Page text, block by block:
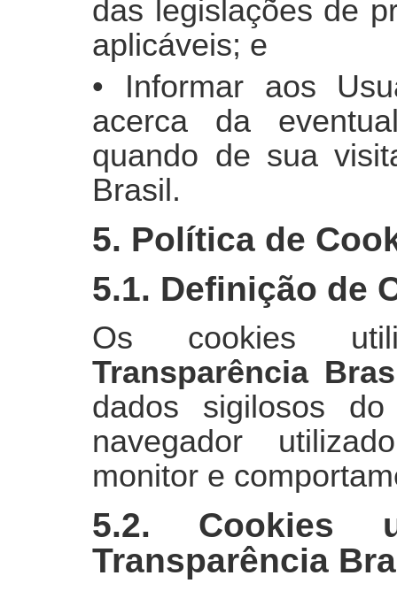
das legislações de
aplicáveis; e
• Informar aos
acerca da
quando de sua
Brasil.
5. Política de
5.1. Definição de
Os cookies
Transparência
dados sigilosos
navegador
monitor e
5.2. Cookies
Transparência